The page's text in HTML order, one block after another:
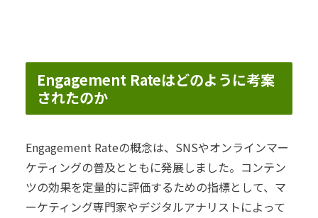
Engagement Rateはどのように考案
されたのか
Engagement Rateの概念は、SNSやオンラインマー
ケティングの普及とともに発展しました。コンテン
ツの効果を定量的に評価するための指標として、マ
ーケティング専門家やデジタルアナリストによって